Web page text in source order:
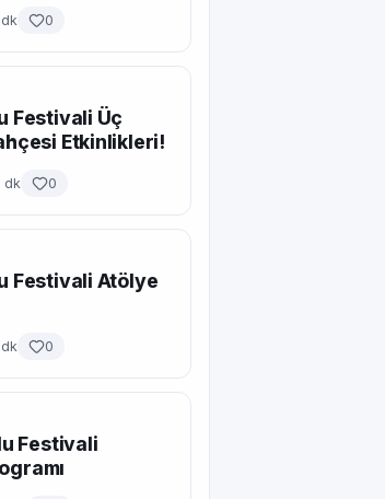
0
Festivali Üç
Etkinlikleri!
dk 0
Festivali Atölye
0
Festivali